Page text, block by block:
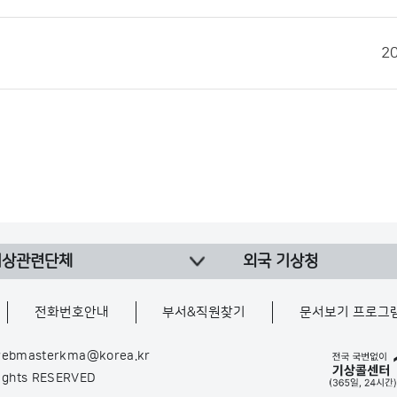
관련단체 외국 기상청
전화번호안내 부서&직원찾기 문서보기 프로그
RESERVED